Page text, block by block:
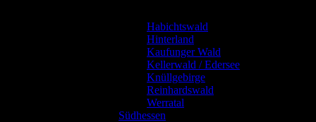
Habichtswald
Hinterland
Kaufunger Wald
Kellerwald / Edersee
Knüllgebirge
Reinhardswald
Werratal
Südhessen